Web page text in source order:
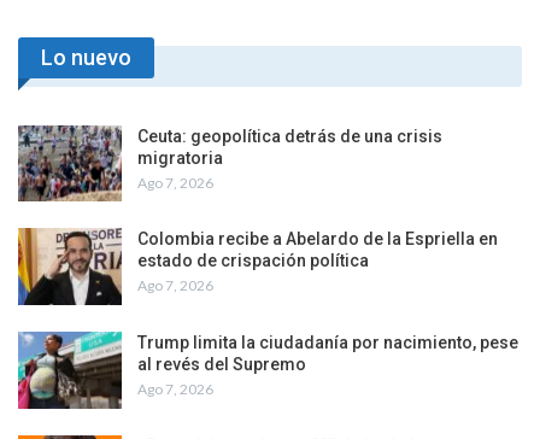
Lo nuevo
Ceuta: geopolítica detrás de una crisis
migratoria
Ago 7, 2026
Colombia recibe a Abelardo de la Espriella en
estado de crispación política
Ago 7, 2026
Trump limita la ciudadanía por nacimiento, pese
al revés del Supremo
Ago 7, 2026